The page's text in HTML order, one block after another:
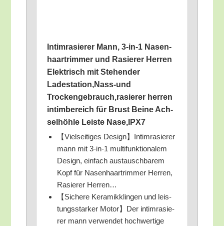
Intim­ra­sie­rer Mann, 3‑in‑1 Nasen­
haar­trim­mer und Rasie­rer Her­ren
Elek­trisch mit Ste­hen­der
Ladestation,Nass-und
Trockengebrauch,rasierer her­ren
intim­be­reich für Brust Bei­ne Ach­
sel­höh­le Leis­te Nase,IPX7
【Viel­sei­ti­ges Design】Intimrasierer
mann mit 3‑in‑1 mul­ti­funk­tio­na­lem
Design, ein­fach aus­tausch­ba­rem
Kopf für Nasen­haar­trim­mer Her­ren,
Rasie­rer Herren…
【Siche­re Kera­mik­klin­gen und leis­
tungs­star­ker Motor】Der intim­ra­sie­
rer mann ver­wen­det hoch­wer­ti­ge